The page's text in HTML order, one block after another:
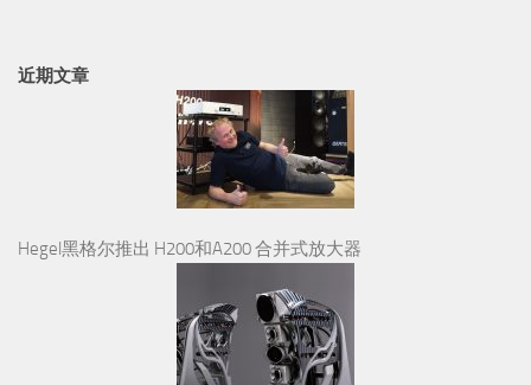
近期文章
Hegel黑格尔推出 H200和A200 合并式放大器